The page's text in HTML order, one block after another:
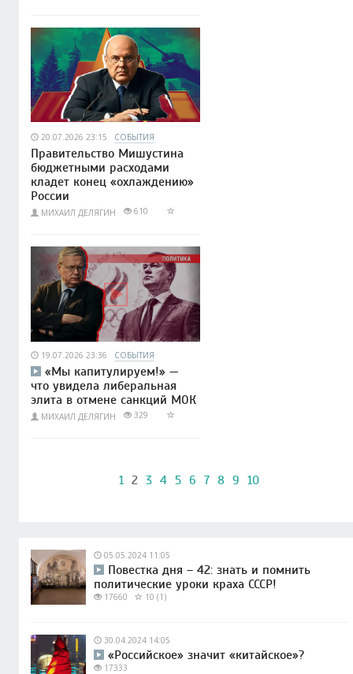
20.07.2026 23:15 СОБЫТИЯ
Правительство Мишустина
бюджетными расходами
кладет конец «охлаждению»
России
МИХАИЛ ДЕЛЯГИН 610
19.07.2026 23:36 СОБЫТИЯ
«Мы капитулируем!» —
что увидела либеральная
элита в отмене санкций МОК
МИХАИЛ ДЕЛЯГИН 329
1 2 3 4 5 6 7 8 9 10
05.05.2024 11:05
Повестка дня – 42: знать и помнить
политические уроки краха СССР!
17660 10 (1)
30.04.2024 14:05
«Российское» значит «китайское»?
17333